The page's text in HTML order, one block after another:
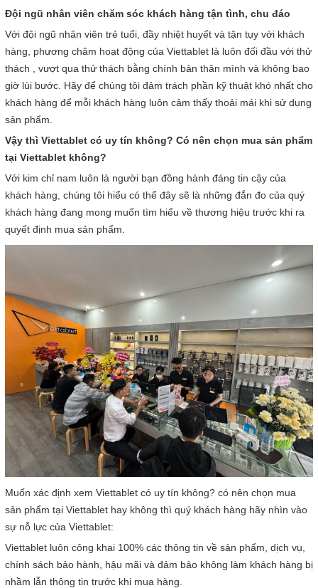
Đội ngũ nhân viên chăm sóc khách hàng tận tình, chu đáo
Với đội ngũ nhân viên trẻ tuổi, đầy nhiệt huyết và tận tụy với khách
hàng, phương châm hoạt động của Viettablet là luôn đối đầu với thử
thách , vượt qua thử thách bằng chính bản thân mình và không bao
giờ lùi bước. Hãy để chúng tôi đảm trách phần kỹ thuật khó nhất cho
khách hàng để mỗi khách hàng luôn cảm thấy thoải mái khi sử dụng
sản phẩm.
Vậy thì Viettablet có uy tín không? Có nên chọn mua sản phẩm
tại Viettablet không?
Với kim chỉ nam luôn là người bạn đồng hành đáng tin cậy của
khách hàng, chúng tôi hiểu có thể đây sẽ là những đắn đo của quý
khách hàng đang mong muốn tìm hiểu về thương hiệu trước khi ra
quyết định mua sản phẩm.
Muốn xác định xem Viettablet có uy tín không? có nên chọn mua
sản phẩm tại Viettablet hay không thì quý khách hàng hãy nhìn vào
sự nỗ lực của Viettablet:
Viettablet luôn công khai 100% các thông tin về sản phẩm, dịch vụ,
chính sách bảo hành, hậu mãi và đảm bảo không làm khách hàng bị
nhầm lẫn thông tin trước khi mua hàng.